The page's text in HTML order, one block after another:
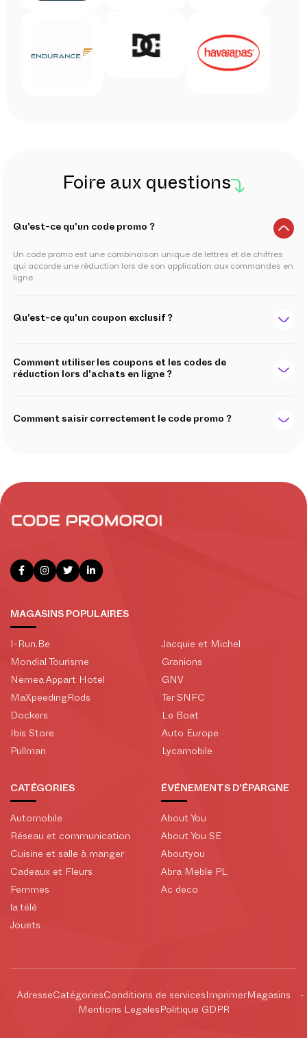
Foire aux questions
Qu'est-ce qu'un code promo ?
Un code promo est une combinaison unique de lettres et de chiffres
qui accorde une réduction lors de son application aux commandes en
ligne.
Qu'est-ce qu'un coupon exclusif ?
Comment utiliser les coupons et les codes de
réduction lors d'achats en ligne ?
Comment saisir correctement le code promo ?
MAGASINS POPULAIRES
I-Run.Be
Mondial Tourisme
Nemea Appart Hotel
MaXpeedingRods
Dockers
Ibis Store
Pullman
Jacquie et Michel
Granions
GNV
Ter SNFC
Le Boat
Auto Europe
Lycamobile
CATÉGORIES
Automobile
Réseau et communication
Cuisine et salle à manger
Cadeaux et Fleurs
Femmes
la télé
Jouets
ÉVÉNEMENTS D'ÉPARGNE
About You
About You SE
Aboutyou
Abra Meble PL
Ac deco
Adresse Catégories Conditions de services Imprimer Magasins
Mentions Legales Politique GDPR